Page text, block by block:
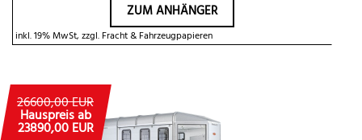
ZUM ANHÄNGER
inkl. 19% MwSt, zzgl. Fracht & Fahrzeugpapieren
26600,00 EUR
Hauspreis ab
23890,00 EUR